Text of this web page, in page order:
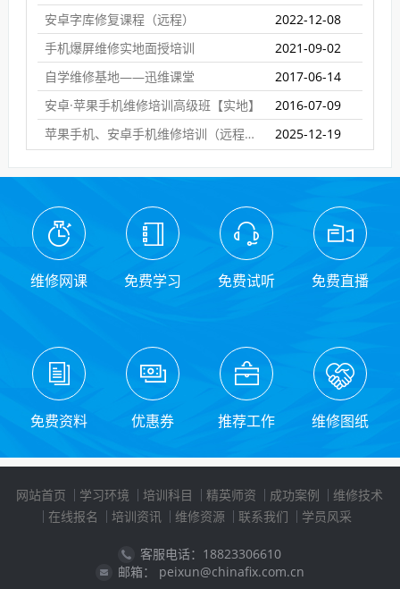
安卓字库修复课程（远程）
2022-12-08
手机爆屏维修实地面授培训
2021-09-02
自学维修基地——迅维课堂
2017-06-14
安卓·苹果手机维修培训高级班【实地】
2016-07-09
苹果手机、安卓手机维修培训（远程网络班）
2025-12-19
维修网课 免费学习 免费试听 免费直播
免费资料 优惠券 推荐工作 维修图纸
网站首页 学习环境 培训科目 精英师资 成功案例
维修技术
在线报名
培训资讯 维修资源 联系我们 学员风采
客服电话：18823306610
邮箱： peixun@chinafix.com.cn